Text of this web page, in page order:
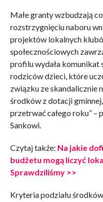
Małe granty wzbudzają
rozstrzygnięciu naboru
projektów lokalnych
społecznościowych
profilu wydała
rodziców dzieci, które
związku ze skandalicznie
środków z dotacji
przetrwać całego roku” –
Sankowi.
Czytaj także: Na jakie
budżetu mogą liczyć
Sprawdziliśmy >>
Kryteria podziału